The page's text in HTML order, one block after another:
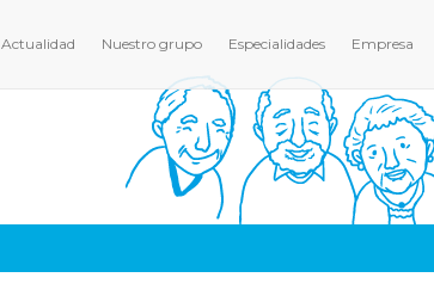
Actualidad Nuestro grupo Especialidades Empresa